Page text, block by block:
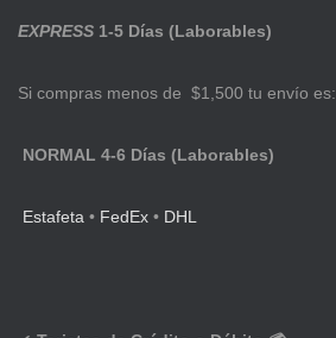
EXPRESS 1-5 Días (Laborables)
Si compras menos de $1,500 tu envío es:
NORMAL 4-6 Días (Laborables)
Estafeta • FedEx • DHL